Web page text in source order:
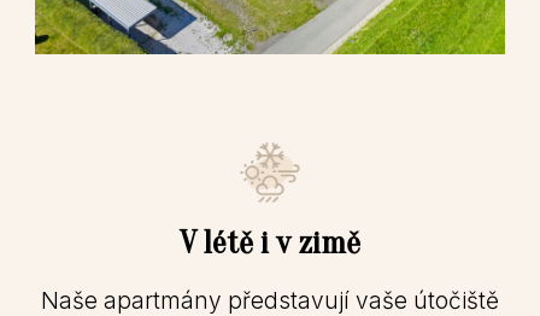
V létě i v zimě
Naše apartmány představují vaše útočiště